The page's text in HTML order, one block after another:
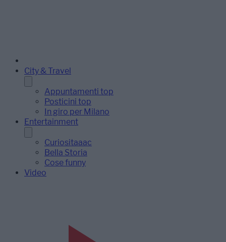
City & Travel
Appuntamenti top
Posticini top
In giro per Milano
Entertainment
Curiositaaac
Bella Storia
Cose funny
Video